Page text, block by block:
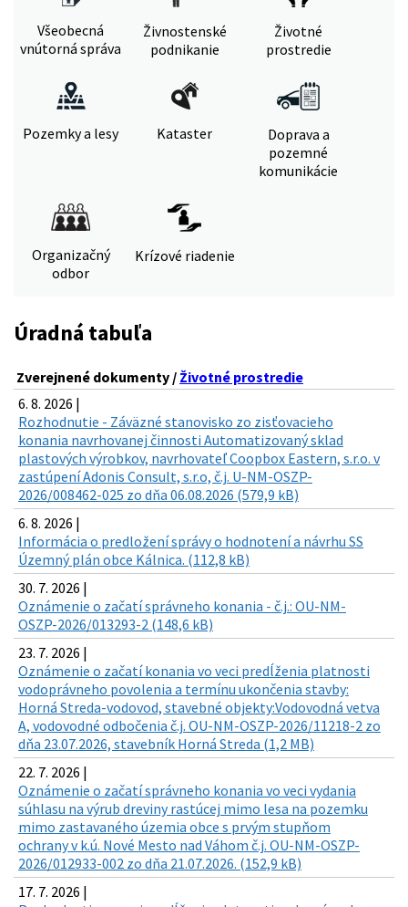
Všeobecná
vnútorná správa
Živnostenské
podnikanie
Životné
prostredie
Pozemky a lesy Kataster
Doprava a
pozemné
komunikácie
Organizačný
odbor
Krízové riadenie
Úradná tabuľa
Zverejnené dokumenty / Životné prostredie
6. 8. 2026 |
Rozhodnutie - Záväzné stanovisko zo zisťovacieho
konania navrhovanej činnosti Automatizovaný sklad
plastových výrobkov, navrhovateľ Coopbox Eastern, s.r.o. v
zastúpení Adonis Consult, s.r.o, č.j. U-NM-OSZP-
2026/008462-025 zo dňa 06.08.2026 (579,9 kB)
6. 8. 2026 |
Informácia o predložení správy o hodnotení a návrhu SS
Územný plán obce Kálnica. (112,8 kB)
30. 7. 2026 |
Oznámenie o začatí správneho konania - č.j.: OU-NM-
OSZP-2026/013293-2 (148,6 kB)
23. 7. 2026 |
Oznámenie o začatí konania vo veci predĺženia platnosti
vodoprávneho povolenia a termínu ukončenia stavby:
Horná Streda-vodovod, stavebné objekty:Vodovodná vetva
A, vodovodné odbočenia č.j. OU-NM-OSZP-2026/11218-2 zo
dňa 23.07.2026, stavebník Horná Streda (1,2 MB)
22. 7. 2026 |
Oznámenie o začatí správneho konania vo veci vydania
súhlasu na výrub dreviny rastúcej mimo lesa na pozemku
mimo zastavaného územia obce s prvým stupňom
ochrany v k.ú. Nové Mesto nad Váhom č.j. OU-NM-OSZP-
2026/012933-002 zo dňa 21.07.2026. (152,9 kB)
17. 7. 2026 |